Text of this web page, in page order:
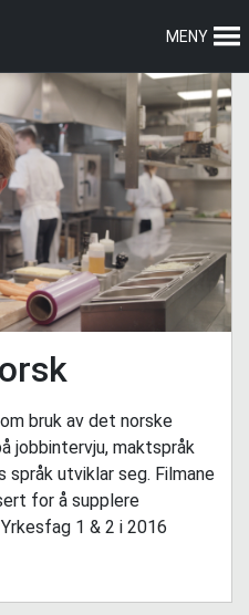
MENY
bruk av det norske
jobbintervju, maktspråk
språk utviklar seg. Filmane
for å supplere
1 & 2 i 2016